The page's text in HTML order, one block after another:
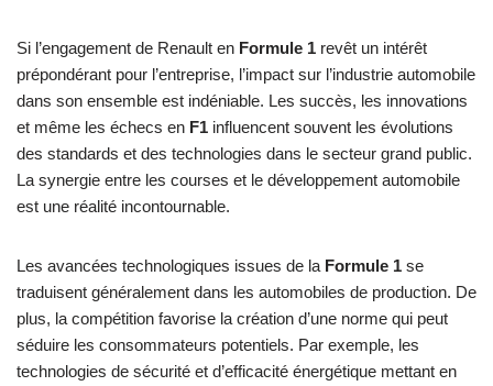
Si l’engagement de Renault en Formule 1 revêt un intérêt
prépondérant pour l’entreprise, l’impact sur l’industrie automobile
dans son ensemble est indéniable. Les succès, les innovations
et même les échecs en F1 influencent souvent les évolutions
des standards et des technologies dans le secteur grand public.
La synergie entre les courses et le développement automobile
est une réalité incontournable.
Les avancées technologiques issues de la Formule 1 se
traduisent généralement dans les automobiles de production. De
plus, la compétition favorise la création d’une norme qui peut
séduire les consommateurs potentiels. Par exemple, les
technologies de sécurité et d’efficacité énergétique mettant en